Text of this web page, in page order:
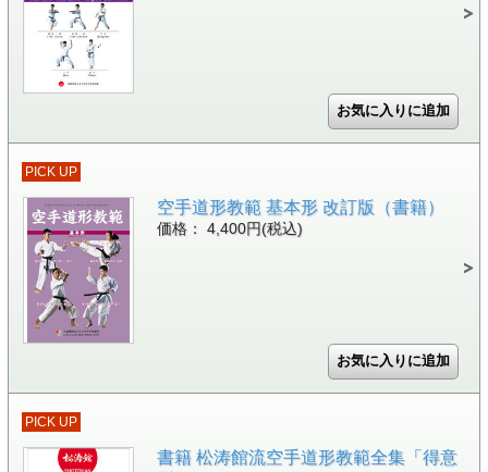
PICK UP
空手道形教範 基本形 改訂版（書籍）
価格： 4,400円(税込)
PICK UP
書籍 松涛館流空手道形教範全集「得意